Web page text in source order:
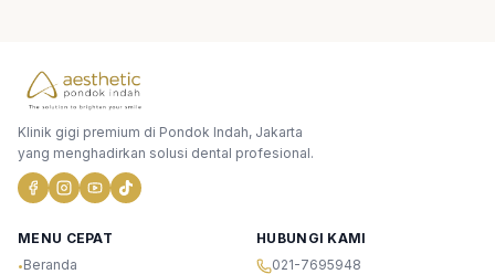
Klinik gigi premium di Pondok Indah, Jakarta
yang menghadirkan solusi dental profesional.
MENU CEPAT
•Beranda
HUBUNGI KAMI
021-7695948